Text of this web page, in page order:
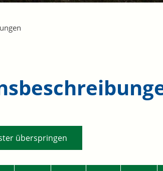
überspringen